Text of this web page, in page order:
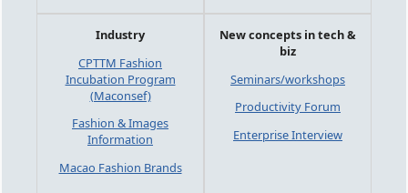
Industry
CPTTM Fashion
Incubation Program
(Maconsef)
Fashion & Images
Information
Macao Fashion Brands
New concepts in tech &
biz
Seminars/workshops
Productivity Forum
Enterprise Interview